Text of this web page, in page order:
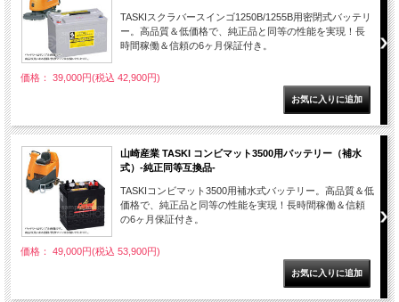
TASKIスクラバースインゴ1250B/1255B用密閉式バッテリ
ー。高品質＆低価格で、純正品と同等の性能を実現！長
時間稼働＆信頼の6ヶ月保証付き。
価格： 39,000円(税込 42,900円)
山崎産業 TASKI コンビマット3500用バッテリー（補水
式）-純正同等互換品-
TASKIコンビマット3500用補水式バッテリー。高品質＆低
価格で、純正品と同等の性能を実現！長時間稼働＆信頼
の6ヶ月保証付き。
価格： 49,000円(税込 53,900円)